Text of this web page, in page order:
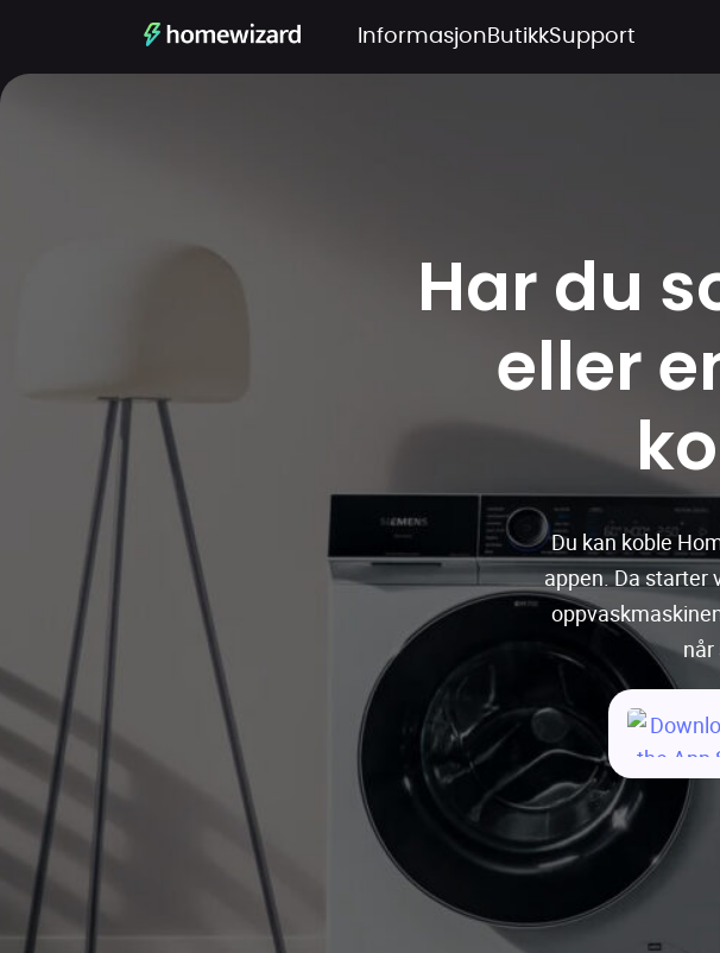
Informasjon ButikkSupport
Har du
eller
Du kan koble
appen. Da starter
når